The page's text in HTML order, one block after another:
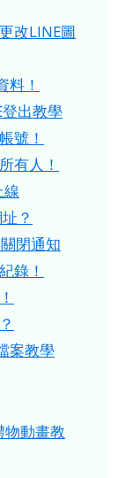
改LINE圖
料！
出教學
號！
有人！
線
？
閉通知
錄！
案教學
物動畫教